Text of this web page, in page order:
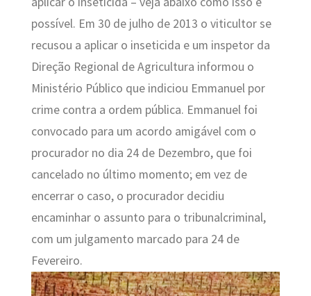
possível. Em 30 de julho de 2013 o viticultor se
recusou a aplicar o inseticida e um inspetor da
Direção Regional de Agricultura informou o
Ministério Público que indiciou Emmanuel por
crime contra a ordem pública. Emmanuel foi
convocado para um acordo amigável com o
procurador no dia 24 de Dezembro, que foi
cancelado no último momento; em vez de
encerrar o caso, o procurador decidiu
encaminhar o assunto para o tribunalcriminal,
com um julgamento marcado para 24 de
Fevereiro.